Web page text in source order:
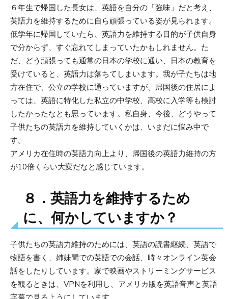
６年生で帰国した長女は、英語を自分の「強味」だと考え、
英語力を維持するために自ら頑張っている姿が見られます。
低学年に帰国していたら、英語力を維持する目的が子供自身
で分からず、すぐ忘れてしまっていたかもしれません。た
だ、どう頑張っても通常の日本の学校に通い、日本の教育を
受けていると、英語力は落ちてしまいます。我が子たちは地
方在住で、公立の学校に通っていますが、帰国後の住居によ
っては、英語に特化した私立の中学校、高校に入学等も検討
したかったなとも思っています。私自身、今後、どうやって
子供たちの英語力を維持していくかは、いまだに悩み中で
す。
アメリカ在住時の英語力向上より、帰国後の英語力維持の方
が10倍くらい大変だなと感じています。
８．英語力を維持するため
に、何かしていますか？
子供たちの英語力維持のためには、英語の読書継続、英語で
物語を書く、姉妹間での英語での会話、時々オンライン英会
話をしたりしています。家で映画やストリーミングサービス
を観るときは、VPNを利用し、アメリカ版を英語音声と英語